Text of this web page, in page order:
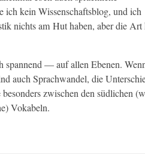
ich kein Wis­senschafts­blog, und ich
nichts am Hut haben, aber die Art
span­nend — auf allen Ebe­nen.
auch Sprach­wan­del, die
zwis­chen den südlichen
Vokabeln.